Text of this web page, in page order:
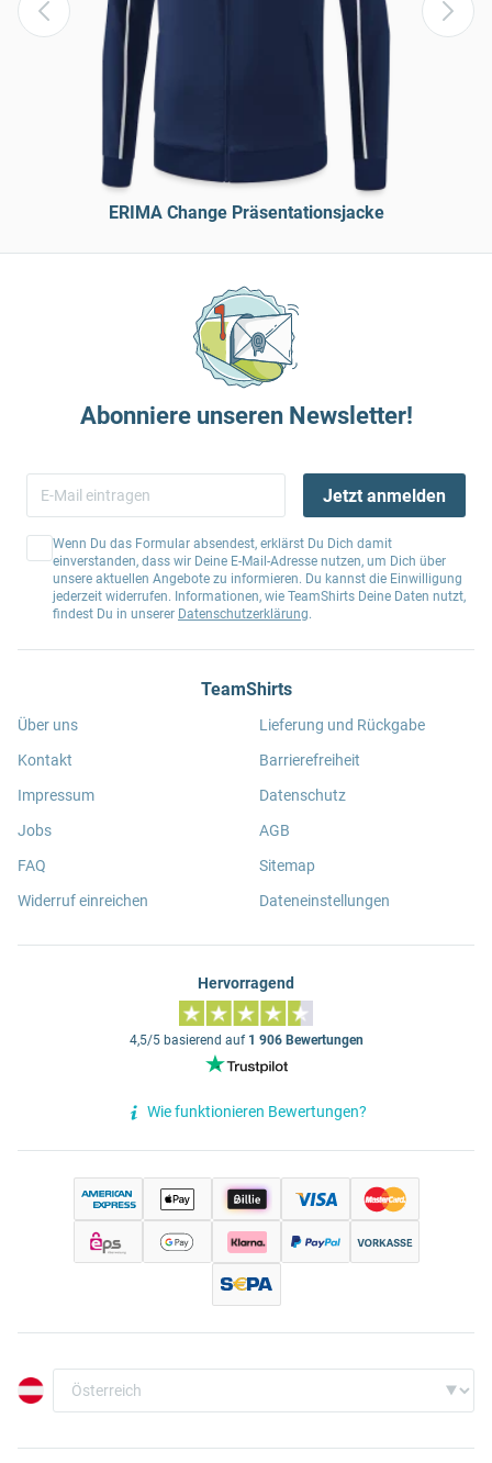
ERIMA Change Präsentationsjacke
Abonniere unseren Newsletter!
Jetzt anmelden
Wenn Du das Formular absendest, erklärst Du Dich damit
einverstanden, dass wir Deine E-Mail-Adresse nutzen, um Dich über
unsere aktuellen Angebote zu informieren. Du kannst die Einwilligung
jederzeit widerrufen. Informationen, wie TeamShirts Deine Daten nutzt,
findest Du in unserer Datenschutzerklärung.
TeamShirts
Über uns
Kontakt
Impressum
Jobs
FAQ
Widerruf einreichen
Lieferung und Rückgabe
Barrierefreiheit
Datenschutz
AGB
Sitemap
Dateneinstellungen
Hervorragend
4,5/5 basierend auf 1 906 Bewertungen
Wie funktionieren Bewertungen?